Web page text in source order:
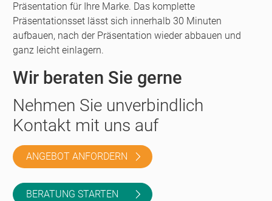
Präsentation für Ihre Marke. Das komplette
Präsentationsset lässt sich innerhalb 30 Minuten
aufbauen, nach der Präsentation wieder abbauen und
ganz leicht einlagern.
Wir beraten Sie gerne
Nehmen Sie unverbindlich
Kontakt mit uns auf
ANGEBOT ANFORDERN
BERATUNG STARTEN